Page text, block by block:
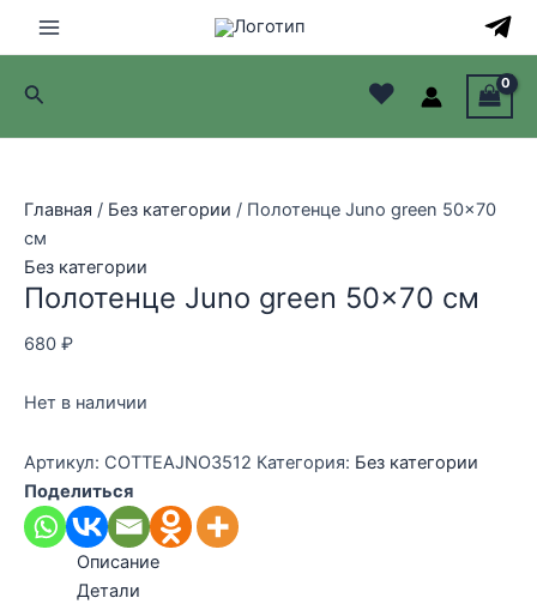
Main
Menu
Поиск ♥
Главная / Без категории / Полотенце Juno green 50×70
см
Без категории
Полотенце Juno green 50×70 см
680 ₽
Нет в наличии
Артикул: COTTEAJNO3512 Категория: Без категории
Поделиться
Описание
Детали